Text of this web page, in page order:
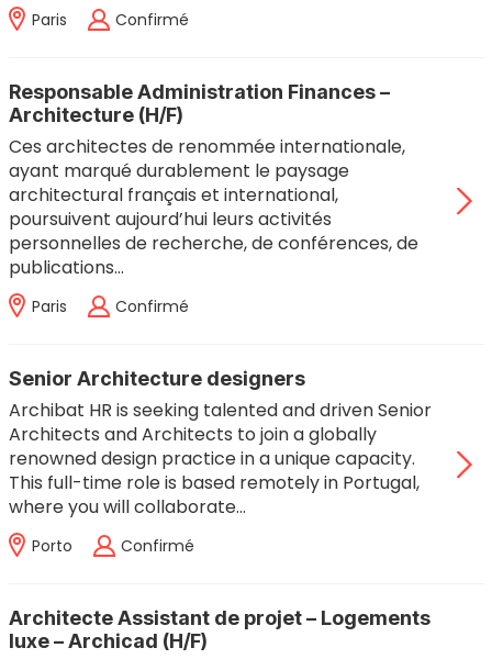
Paris Confirmé
Responsable Administration Finances –
Architecture (H/F)
Ces architectes de renommée internationale,
ayant marqué durablement le paysage
architectural français et international,
poursuivent aujourd’hui leurs activités
personnelles de recherche, de conférences, de
publications…
Paris Confirmé
Senior Architecture designers
Archibat HR is seeking talented and driven Senior
Architects and Architects to join a globally
renowned design practice in a unique capacity.
This full-time role is based remotely in Portugal,
where you will collaborate…
Porto Confirmé
Architecte Assistant de projet – Logements
luxe – Archicad (H/F)